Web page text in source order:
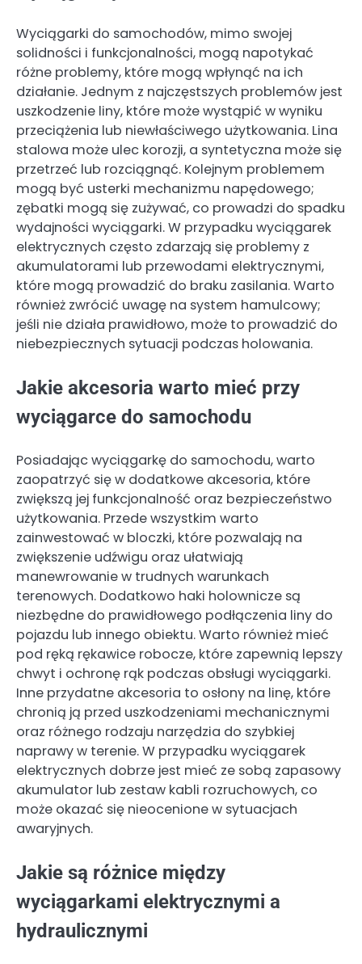
Wyciągarki do samochodów, mimo swojej
solidności i funkcjonalności, mogą napotykać
różne problemy, które mogą wpłynąć na ich
działanie. Jednym z najczęstszych problemów jest
uszkodzenie liny, które może wystąpić w wyniku
przeciążenia lub niewłaściwego użytkowania. Lina
stalowa może ulec korozji, a syntetyczna może się
przetrzeć lub rozciągnąć. Kolejnym problemem
mogą być usterki mechanizmu napędowego;
zębatki mogą się zużywać, co prowadzi do spadku
wydajności wyciągarki. W przypadku wyciągarek
elektrycznych często zdarzają się problemy z
akumulatorami lub przewodami elektrycznymi,
które mogą prowadzić do braku zasilania. Warto
również zwrócić uwagę na system hamulcowy;
jeśli nie działa prawidłowo, może to prowadzić do
niebezpiecznych sytuacji podczas holowania.
Jakie akcesoria warto mieć przy
wyciągarce do samochodu
Posiadając wyciągarkę do samochodu, warto
zaopatrzyć się w dodatkowe akcesoria, które
zwiększą jej funkcjonalność oraz bezpieczeństwo
użytkowania. Przede wszystkim warto
zainwestować w bloczki, które pozwalają na
zwiększenie udźwigu oraz ułatwiają
manewrowanie w trudnych warunkach
terenowych. Dodatkowo haki holownicze są
niezbędne do prawidłowego podłączenia liny do
pojazdu lub innego obiektu. Warto również mieć
pod ręką rękawice robocze, które zapewnią lepszy
chwyt i ochronę rąk podczas obsługi wyciągarki.
Inne przydatne akcesoria to osłony na linę, które
chronią ją przed uszkodzeniami mechanicznymi
oraz różnego rodzaju narzędzia do szybkiej
naprawy w terenie. W przypadku wyciągarek
elektrycznych dobrze jest mieć ze sobą zapasowy
akumulator lub zestaw kabli rozruchowych, co
może okazać się nieocenione w sytuacjach
awaryjnych.
Jakie są różnice między
wyciągarkami elektrycznymi a
hydraulicznymi